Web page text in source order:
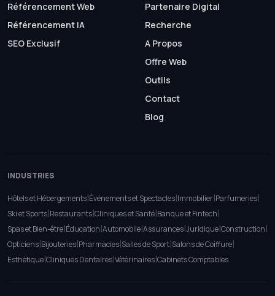
Référencement Web
Référencement IA
SEO Exclusif
Partenaire Digital
Recherche
A Propos
Offre Web
Outils
Contact
Blog
INDUSTRIES
Hôtels et Hébergements|Événements et Spectacles|Immobilier|Parfumeries|
Ski et Sports|Restaurants|Cliniques et Santé|Banque et Fintech|
Spas et Bien-être|Éducation|Automobile|Assurances|Juridique|Construction|
Opticiens|Bijouteries|Pharmacies|Salles de Sport|Salons de Coiffure|
Esthétique|Cliniques Dentaires|Vétérinaires|Cabinets Comptables